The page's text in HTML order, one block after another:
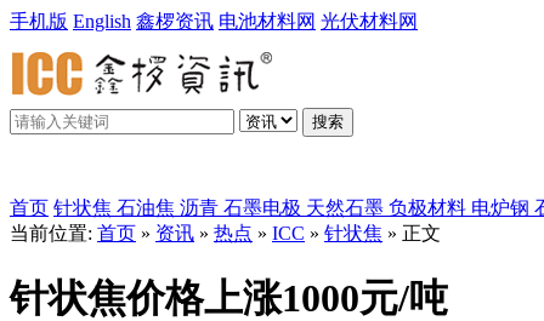
手机版 English 鑫椤资讯 电池材料网 光伏材料网
搜索
首页 针状焦 石油焦 沥青 石墨电极 天然石墨 负极材料 电炉钢
当前位置: 首页 » 资讯 » 热点 » ICC » 针状焦 » 正文
针状焦价格上涨1000元/吨